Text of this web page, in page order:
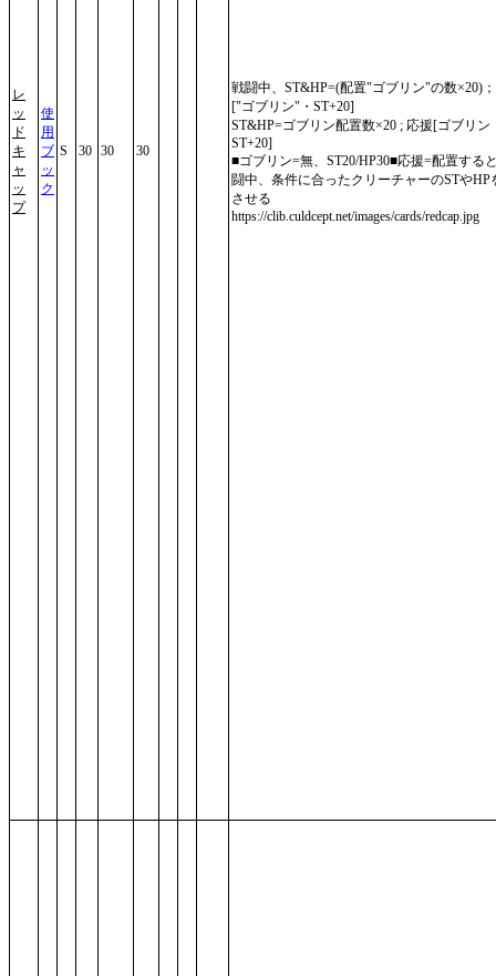
レ
ッ
ド
キ
ャ
ッ
プ
使
用
ブ
ッ
ク
S 30 30 30
戦闘中、ST&HP=(配置"ゴブリン"の数×20)
["ゴブリン"・ST+20]
ST&HP=ゴブリン配置数×20 ; 応援[ゴブリン
ST+20]
■ゴブリン=無、ST20/HP30■応援=配置する
闘中、条件に合ったクリーチャーのSTやHP
させる
https://clib.culdcept.net/images/cards/redcap.jpg